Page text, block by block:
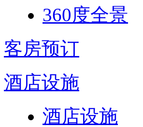
360度全景
客房预订
酒店设施
酒店设施